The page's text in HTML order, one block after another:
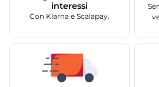
interessi
Con Klarna e Scalapay.